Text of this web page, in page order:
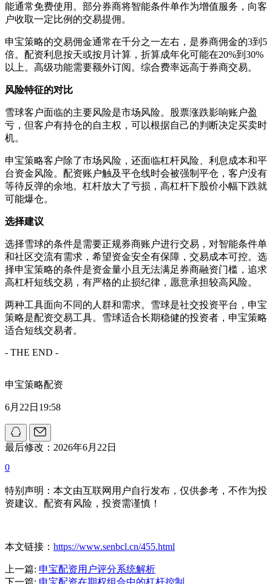
能通常免费使用。部分券商将智能条件单作为增值服务，向客
户收取一定比例的交易提佣。
申宝策略的交易佣金通常在千分之一左右，是券商佣金的3到5
倍。配资利息按天或按月计算，折算成年化可能在20%到30%
以上。高级功能需要额外订阅。综合费率远高于券商交易。
风险特征的对比
雪球客户面临的主要风险是市场风险。股票涨跌影响账户盈
亏，但客户有持仓的自主权，可以根据自己的判断决定买卖时
机。
申宝策略客户除了市场风险，还面临杠杆风险、利息成本和平
台资金风险。配资账户触及平仓线时会被强制平仓，客户没有
等待反弹的余地。杠杆放大了亏损，高杠杆下股价小幅下跌就
可能爆仓。
选择建议
选择雪球的条件是需要正规券商账户进行交易，对智能条件单
和社区交流有需求，希望资金安全有保障，交易成本可控。选
择申宝策略的条件是资金量小且无法满足券商融资门槛，追求
高杠杆短线交易，有严格的止损纪律，愿意承担较高风险。
两种工具面向不同的人群和需求。雪球是社交投资平台，申宝
策略是配资交易工具。雪球适合长期稳健的投资者，申宝策略
适合短线交易者。
- THE END -
申宝策略配资
6月22日19:58
最后修改：2026年6月22日
0
特别声明：本文由互联网用户自行发布，仅供参考，不作为投
资建议。配资有风险，投资需谨慎！
本文链接： https://www.senbcl.cn/455.html
上一篇: 申宝配资用户评分系统解析
下一篇: 申宝配资在期权组合中的杠杆控制